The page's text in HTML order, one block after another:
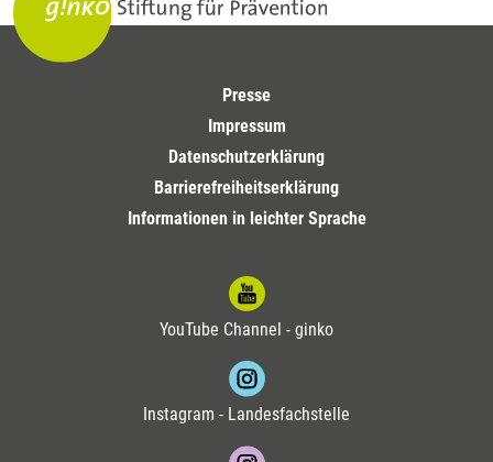
Presse
Impressum
Datenschutzerklärung
Barrierefreiheitserklärung
Informationen in leichter Sprache
YouTube Channel - ginko
Instagram - Landesfachstelle